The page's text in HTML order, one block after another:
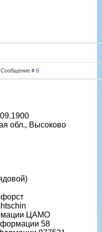
Сообщение # 6
обл., Высоково
ЦАМО
58